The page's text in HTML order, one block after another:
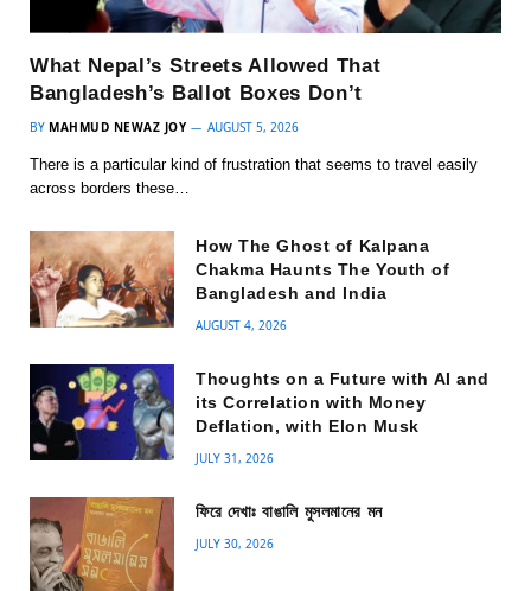
What Nepal’s Streets Allowed That
Bangladesh’s Ballot Boxes Don’t
BY MAHMUD NEWAZ JOY AUGUST 5, 2026
There is a particular kind of frustration that seems to travel easily
across borders these…
How The Ghost of Kalpana
Chakma Haunts The Youth of
Bangladesh and India
AUGUST 4, 2026
Thoughts on a Future with AI and
its Correlation with Money
Deflation, with Elon Musk
JULY 31, 2026
ফিরে দেখাঃ বাঙালি মুসলমানের মন
JULY 30, 2026